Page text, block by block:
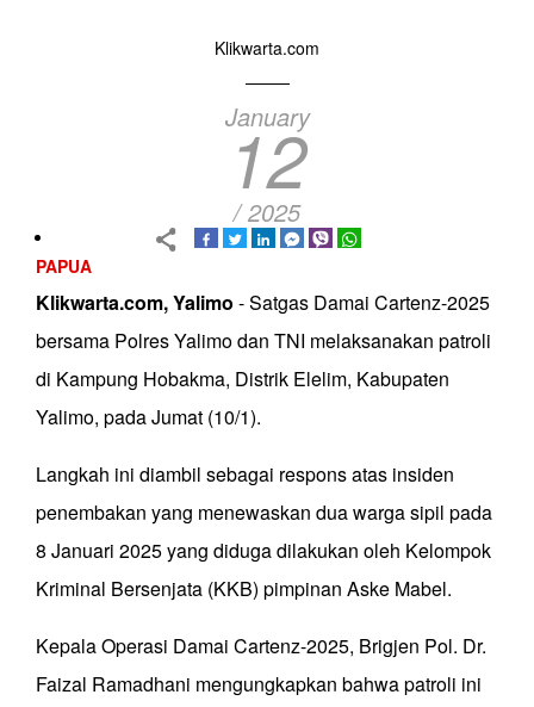
Klikwarta.com
January
12
/ 2025
PAPUA
Klikwarta.com, Yalimo - Satgas Damai Cartenz-2025
bersama Polres Yalimo dan TNI melaksanakan patroli
di Kampung Hobakma, Distrik Elelim, Kabupaten
Yalimo, pada Jumat (10/1).
Langkah ini diambil sebagai respons atas insiden
penembakan yang menewaskan dua warga sipil pada
8 Januari 2025 yang diduga dilakukan oleh Kelompok
Kriminal Bersenjata (KKB) pimpinan Aske Mabel.
Kepala Operasi Damai Cartenz-2025, Brigjen Pol. Dr.
Faizal Ramadhani mengungkapkan bahwa patroli ini